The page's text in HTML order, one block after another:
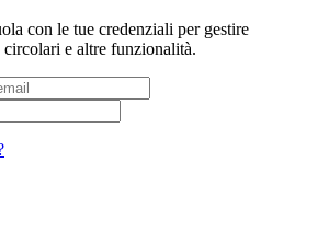
con le tue credenziali per gestire
e altre funzionalità.